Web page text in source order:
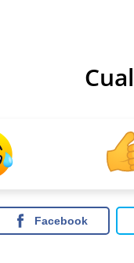
Facebook